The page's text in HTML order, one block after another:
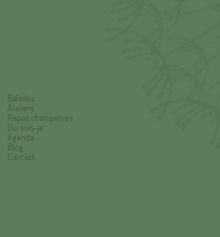
Balades
Ateliers
Repas champêtres
Qui suis-je
Agenda
Blog
Contact